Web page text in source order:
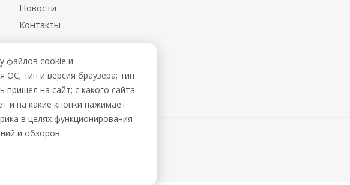
Новости
Контакты
файлов cookie и
ОС; тип и версия браузера; тип
пришел на сайт; с какого сайта
и на какие кнопки нажимает
в целях функционирования
и обзоров.